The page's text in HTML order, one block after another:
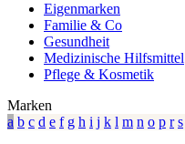
Eigenmarken
Familie & Co
Gesundheit
Medizinische Hilfsmittel
Pflege & Kosmetik
Marken
a b c d e f g h i j k l m n o p r s